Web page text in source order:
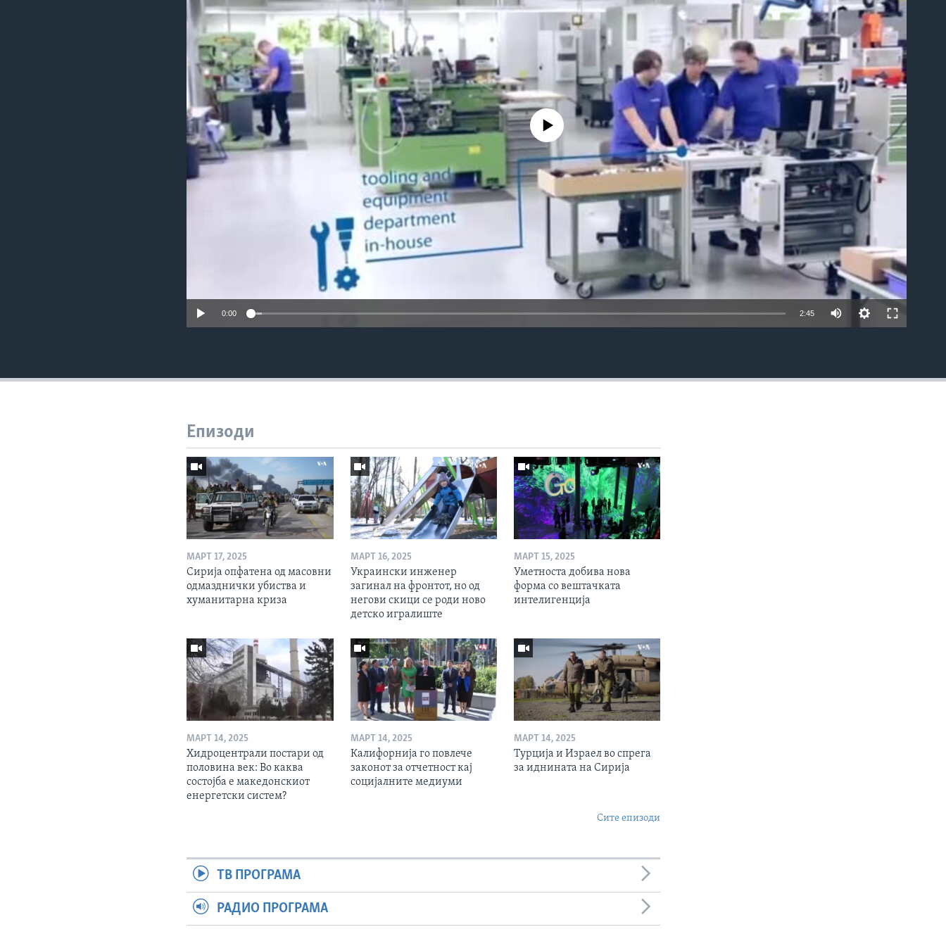
No media source currently available
0:00 2:45
Епизоди
МАРТ 17, 2025
Сирија опфатена од масовни
одмазднички убиства и
хуманитарна криза
МАРТ 16, 2025
Украински инженер
загинал на фронтот, но од
негови скици се роди ново
детско игралиште
МАРТ 15, 2025
Уметноста добива нова
форма со вештачката
интелигенција
МАРТ 14, 2025
Хидроцентрали постари од
половина век: Во каква
состојба е македонскиот
енергетски систем?
МАРТ 14, 2025
Калифорнија го повлече
законот за отчетност кај
социјалните медиуми
МАРТ 14, 2025
Турција и Израел во спрега
за иднината на Сирија
Сите епизоди
ТВ ПРОГРАМА
РАДИО ПРОГРАМА